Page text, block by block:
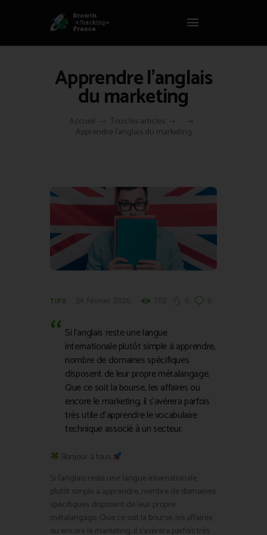
Apprendre l’anglais
du marketing
Accueil Tous les articles
Apprendre l’anglais du marketing
GROWTH HACKING FRANCE
ACCUEIL
HACKS
VOUS ÊTES ?
RESSOURCES
CONTACT
TIPS
Si l’anglais reste une langue
internationale plutôt simple à apprendre,
nombre de domaines spécifiques
disposent de leur propre métalangage.
Que ce soit la bourse, les affaires ou
encore le marketing, il s’avérera parfois
très utile d’apprendre le vocabulaire
technique associé à un secteur.
Bonjour à tous
Si l’anglais reste une langue internationale
plutôt simple à apprendre, nombre de domaines
spécifiques disposent de leur propre
métalangage. Que ce soit la bourse, les affaires
ou encore le marketing, il s’avérera parfois très